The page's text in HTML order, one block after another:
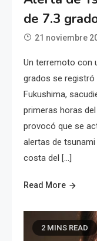
de 7.3
21 noviembre
Un terremoto con
grados se
Fukushima,
primeras horas
provocó que se
alertas de
costa del […]
Read More
2 MINS READ